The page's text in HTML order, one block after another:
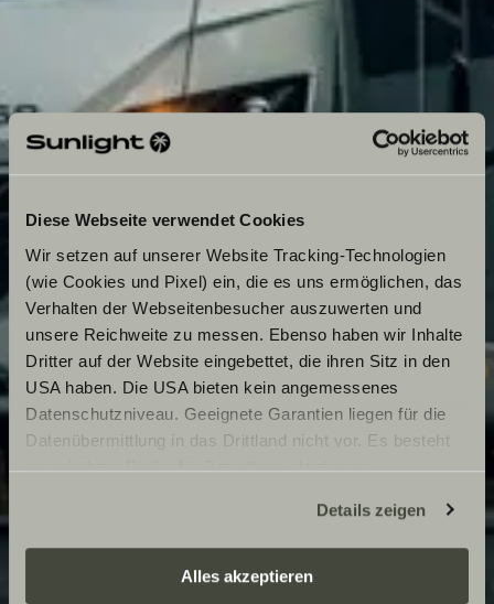
Diese Webseite verwendet Cookies
Wir setzen auf unserer Website Tracking-Technologien
(wie Cookies und Pixel) ein, die es uns ermöglichen, das
Verhalten der Webseitenbesucher auszuwerten und
unsere Reichweite zu messen. Ebenso haben wir Inhalte
Dritter auf der Website eingebettet, die ihren Sitz in den
USA haben. Die USA bieten kein angemessenes
Datenschutzniveau. Geeignete Garantien liegen für die
Datenübermittlung in das Drittland nicht vor. Es besteht
ein erhöhtes Risiko für Betroffene, da diesen
zustehen. Eingesetzte Dienstleister können Daten für
eigene Zwecke verarbeiten und mit anderen Daten
zusammenführen. Weitere Informationen finden Sie hier:
Datenschutzerklärung
Details zeigen
Alles akzeptieren